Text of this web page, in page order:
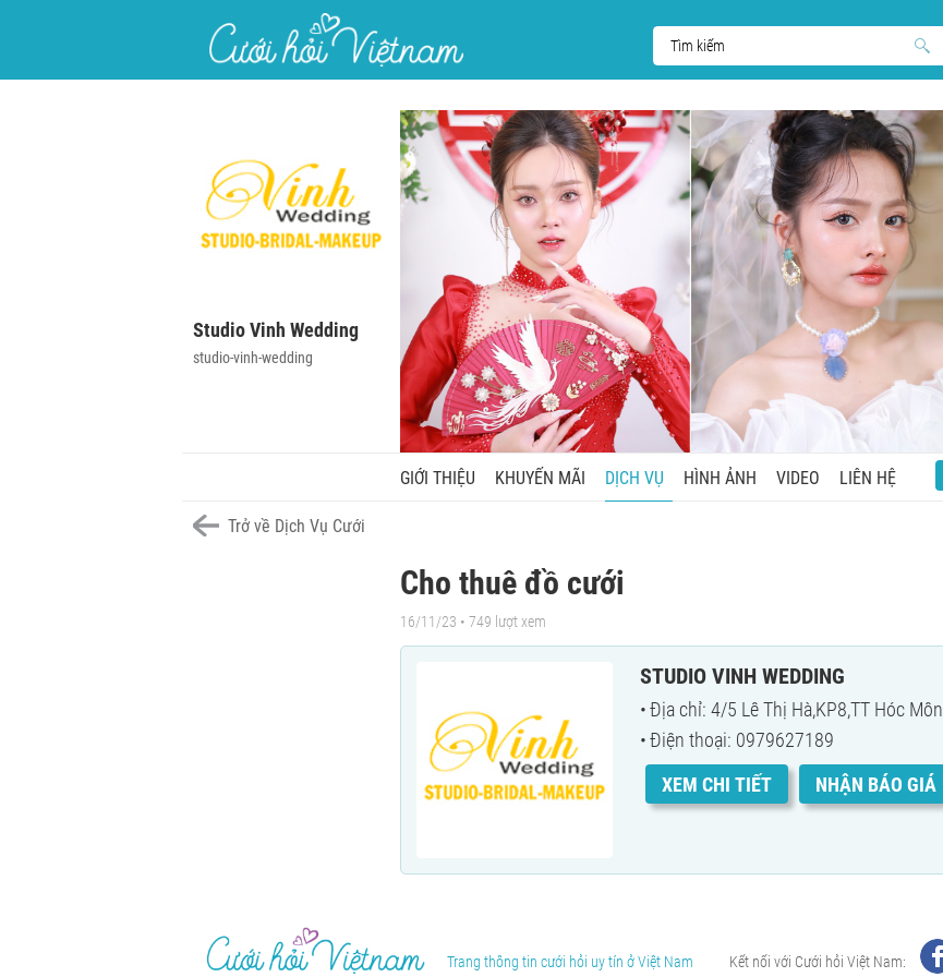
Studio Vinh Wedding
studio-vinh-wedding
GIỚI THIỆU KHUYẾN MÃI DỊCH VỤ HÌNH ẢNH VIDEO LIÊN HỆ
Trở về Dịch Vụ Cưới
Cho thuê đồ cưới
16/11/23 • 749 lượt xem
STUDIO VINH WEDDING
Địa chỉ: 4/5 Lê Thị Hà,KP8,TT Hóc Môn
Điện thoại: 0979627189
XEM CHI TIẾT
NHẬN BÁO GIÁ
Trang thông tin cưới hỏi uy tín ở Việt Nam Kết nối với Cưới hỏi Việt Nam: